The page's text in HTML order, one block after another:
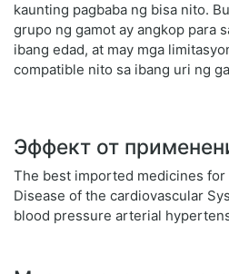
kaunting pagbaba ng bisa nito.
grupo ng gamot ay angkop para
ibang edad, at may mga
compatible nito sa ibang uri ng
Эффект от
The best imported medicines
Disease of the cardiovascular
blood pressure arterial